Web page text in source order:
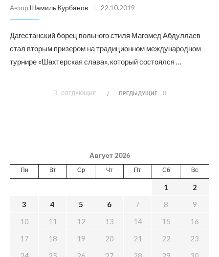
Автор Шамиль Курбанов 22.10.2019
Дагестанский борец вольного стиля Магомед Абдуллаев
стал вторым призером на традиционном международном
турнире «Шахтерская слава», который состоялся …
СЛЕДУЮЩИЕ ПРЕДЫДУЩИЕ
Август 2026
Пн Вт Ср Чт Пт Сб Вс
1
2
3
4 5 6 7 8
9
10
11 12 13 14 15
16
17
18 19 20 21 22
23